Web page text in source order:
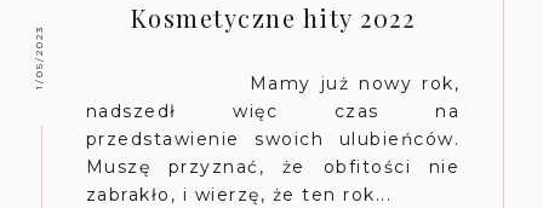
1/05/2023
Kosmetyczne hity 2022
Mamy już nowy rok,
nadszedł więc czas na
przedstawienie swoich ulubieńców.
Muszę przyznać, że obfitości nie
zabrakło, i wierzę, że ten rok...